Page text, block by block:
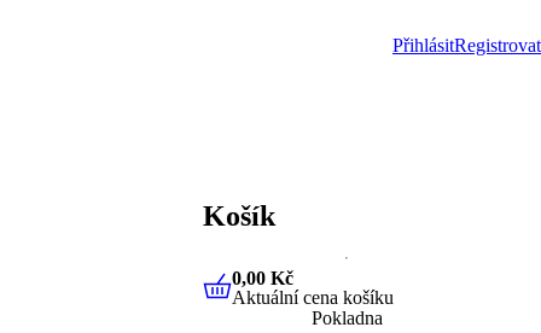
PřihlásitRegistrovat
Košík
0,00 KčAktuální cena košíku
0,00 Kč
Aktuální cena košíku
Pokladna